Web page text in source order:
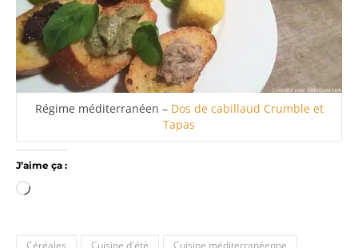
Régime méditerranéen – Dos de cabillaud Crumble et
Tapas
J’aime ça :
Chargement…
Céréales Cuisine d'été Cuisine méditerranéenne